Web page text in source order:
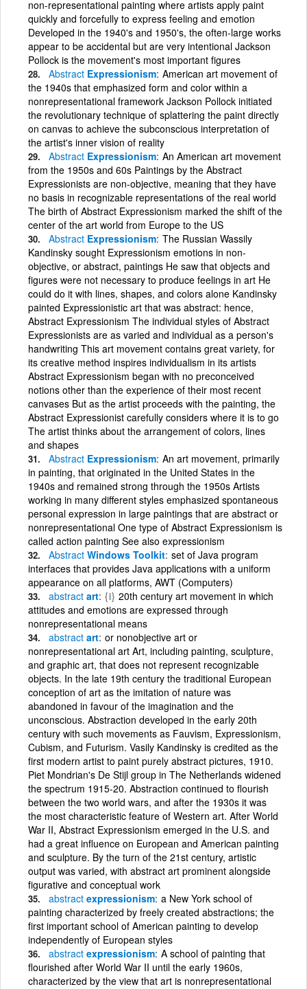
non-representational painting where artists apply paint
quickly and forcefully to express feeling and emotion
Developed in the 1940's and 1950's, the often-large works
appear to be accidental but are very intentional Jackson
Pollock is the movement's most important figures
Abstract Expressionism American art movement of
the 1940s that emphasized form and color within a
nonrepresentational framework Jackson Pollock initiated
the revolutionary technique of splattering the paint directly
on canvas to achieve the subconscious interpretation of
the artist's inner vision of reality
Abstract Expressionism An American art movement
from the 1950s and 60s Paintings by the Abstract
Expressionists are non-objective, meaning that they have
no basis in recognizable representations of the real world
The birth of Abstract Expressionism marked the shift of the
center of the art world from Europe to the US
Abstract Expressionism The Russian Wassily
Kandinsky sought Expressionism emotions in non-
objective, or abstract, paintings He saw that objects and
figures were not necessary to produce feelings in art He
could do it with lines, shapes, and colors alone Kandinsky
painted Expressionistic art that was abstract: hence,
Abstract Expressionism The individual styles of Abstract
Expressionists are as varied and individual as a person's
handwriting This art movement contains great variety, for
its creative method inspires individualism in its artists
Abstract Expressionism began with no preconceived
notions other than the experience of their most recent
canvases But as the artist proceeds with the painting, the
Abstract Expressionist carefully considers where it is to go
The artist thinks about the arrangement of colors, lines
and shapes
Abstract Expressionism An art movement, primarily
in painting, that originated in the United States in the
1940s and remained strong through the 1950s Artists
working in many different styles emphasized spontaneous
personal expression in large paintings that are abstract or
nonrepresentational One type of Abstract Expressionism is
called action painting See also expressionism
Abstract Windows Toolkit set of Java program
interfaces that provides Java applications with a uniform
appearance on all platforms, AWT (Computers)
abstract art {i} 20th century art movement in which
attitudes and emotions are expressed through
nonrepresentational means
abstract art or nonobjective art or
nonrepresentational art Art, including painting, sculpture,
and graphic art, that does not represent recognizable
objects. In the late 19th century the traditional European
conception of art as the imitation of nature was
abandoned in favour of the imagination and the
unconscious. Abstraction developed in the early 20th
century with such movements as Fauvism, Expressionism,
Cubism, and Futurism. Vasily Kandinsky is credited as the
first modern artist to paint purely abstract pictures, 1910.
Piet Mondrian's De Stijl group in The Netherlands widened
the spectrum 1915-20. Abstraction continued to flourish
between the two world wars, and after the 1930s it was
the most characteristic feature of Western art. After World
War II, Abstract Expressionism emerged in the U.S. and
had a great influence on European and American painting
and sculpture. By the turn of the 21st century, artistic
output was varied, with abstract art prominent alongside
figurative and conceptual work
abstract expressionism a New York school of
painting characterized by freely created abstractions; the
first important school of American painting to develop
independently of European styles
abstract expressionism A school of painting that
flourished after World War II until the early 1960s,
characterized by the view that art is nonrepresentational